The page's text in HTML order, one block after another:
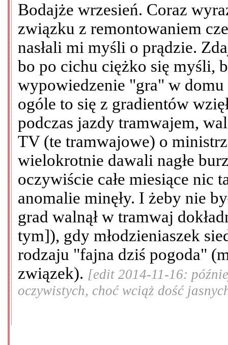
Bodajże wrzesień. Coraz
związku z remontowaniem
nasłali mi myśli o prądzie.
bo po cichu ciężko się myśli,
wypowiedzenie "gra" w
ogóle to się z gradientów
podczas jazdy tramwajem,
TV (te tramwajowe) o
wielokrotnie dawali nagłe
oczywiście całe miesiące nic
anomalie minęły. I żeby nie
grad walnął w tramwaj
tym]), gdy młodzieniaszek
rodzaju "fajna dziś pogoda"
związek). [edit 2014-11-16:
oczywistych, choć wciąż dość